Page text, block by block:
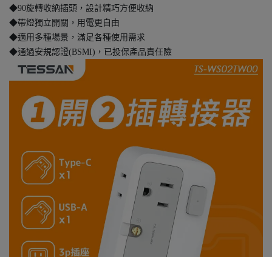
◆90旋轉收納插頭，設計精巧方便收納
◆帶燈獨立開關，用電更自由
◆適用多種場景，滿足各種使用需求
◆通過安規認證(BSMI)，已投保產品責任險